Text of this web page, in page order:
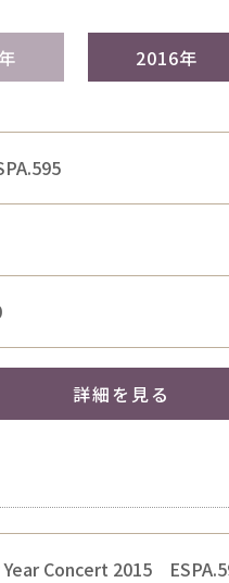
2016年
詳細を見る
Concert 2015